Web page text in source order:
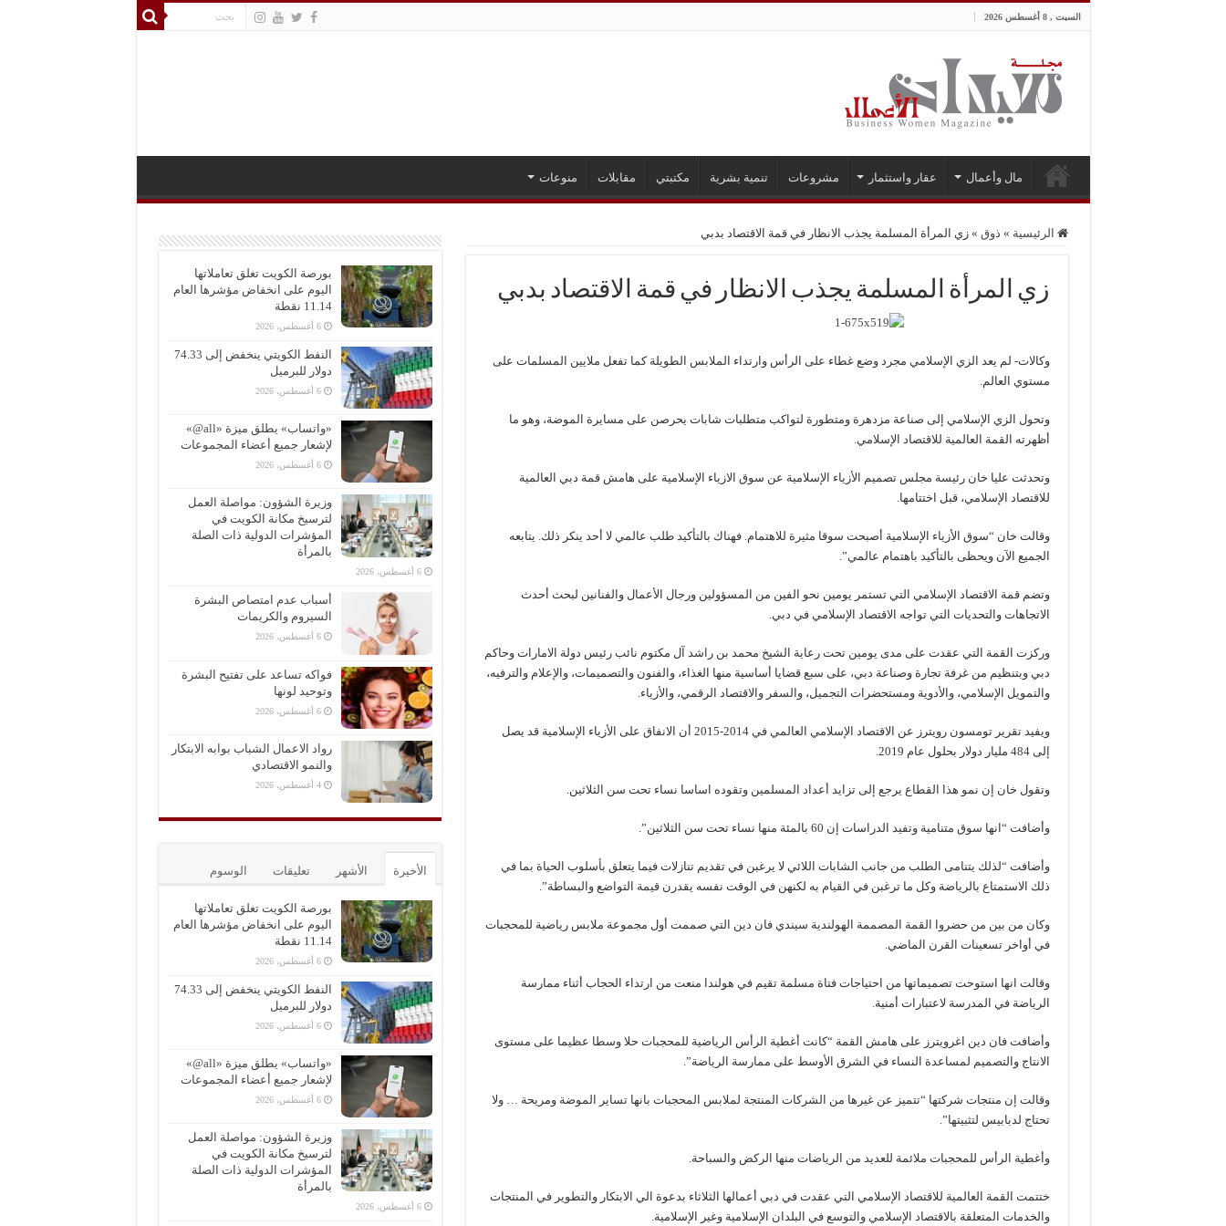
السبت , 8 أغسطس 2026
مال وأعمال عقار واستثمار مشروعات تنمية بشرية مكتبتي مقابلات منوعات
الرئيسية » ذوق » زي المرأة المسلمة يجذب الانظار في قمة الاقتصاد بدبي
زي المرأة المسلمة يجذب الانظار في قمة الاقتصاد بدبي
وكالات- لم يعد الزي الإسلامي مجرد وضع غطاء على الرأس وارتداء الملابس الطويلة كما تفعل ملايين المسلمات على
مستوي العالم.
وتحول الزي الإسلامي إلى صناعة مزدهرة ومتطورة لتواكب متطلبات شابات يحرصن على مسايرة الموضة، وهو ما
أظهرته القمة العالمية للاقتصاد الإسلامي.
وتحدثت عليا خان رئيسة مجلس تصميم الأزياء الإسلامية عن سوق الازياء الإسلامية على هامش قمة دبي العالمية
للاقتصاد الإسلامي، قبل اختتامها.
وقالت خان “سوق الأزياء الإسلامية أصبحت سوقا مثيرة للاهتمام. فهناك بالتأكيد طلب عالمي لا أحد ينكر ذلك. يتابعه
الجميع الآن ويحظى بالتأكيد باهتمام عالمي”.
وتضم قمة الاقتصاد الإسلامي التي تستمر يومين نحو الفين من المسؤولين ورجال الأعمال والفنانين لبحث أحدث
الاتجاهات والتحديات التي تواجه الاقتصاد الإسلامي في دبي.
وركزت القمة التي عقدت على مدى يومين تحت رعاية الشيخ محمد بن راشد آل مكتوم نائب رئيس دولة الامارات وحاكم
دبي وبتنظيم من غرفة تجارة وصناعة دبي، على سبع قضايا أساسية منها الغذاء، والفنون والتصميمات، والإعلام والترفيه،
والتمويل الإسلامي، والأدوية ومستحضرات التجميل، والسفر والاقتصاد الرقمي، والأزياء.
ويفيد تقرير تومسون رويترز عن الاقتصاد الإسلامي العالمي في 2014-2015 أن الانفاق على الأزياء الإسلامية قد يصل
إلى 484 مليار دولار بحلول عام 2019.
وتقول خان إن نمو هذا القطاع يرجع إلى تزايد أعداد المسلمين وتقوده اساسا نساء تحت سن الثلاثين.
وأضافت “انها سوق متنامية وتفيد الدراسات إن 60 بالمئة منها نساء تحت سن الثلاثين”.
وأضافت “لذلك يتنامى الطلب من جانب الشابات اللائي لا يرغبن في تقديم تنازلات فيما يتعلق بأسلوب الحياة بما في
ذلك الاستمتاع بالرياضة وكل ما ترغبن في القيام به لكنهن في الوقت نفسه يقدرن قيمة التواضع والبساطة”.
وكان من بين من حضروا القمة المصممة الهولندية سيندي فان دين التي صممت أول مجموعة ملابس رياضية للمحجبات
في أواخر تسعينات القرن الماضي.
وقالت انها استوحت تصميماتها من احتياجات فتاة مسلمة تقيم في هولندا منعت من ارتداء الحجاب أثناء ممارسة
الرياضة في المدرسة لاعتبارات أمنية.
وأضافت فان دين اغرويترز على هامش القمة “كانت أغطية الرأس الرياضية للمحجبات حلا وسطا عظيما على مستوى
الانتاج والتصميم لمساعدة النساء في الشرق الأوسط على ممارسة الرياضة”.
وقالت إن منتجات شركتها “تتميز عن غيرها من الشركات المنتجة لملابس المحجبات بانها تساير الموضة ومريحة … ولا
تحتاج لدبابيس لتثبيتها”.
وأغطية الرأس للمحجبات ملائمة للعديد من الرياضات منها الركض والسباحة.
ختتمت القمة العالمية للاقتصاد الإسلامي التي عقدت في دبي أعمالها الثلاثاء بدعوة الي الابتكار والتطوير في المنتجات
والخدمات المتعلقة بالاقتصاد الإسلامي والتوسع في البلدان الإسلامية وغير الإسلامية.
بورصة الكويت تغلق تعاملاتها
اليوم على انخفاض مؤشرها العام
11.14 نقطة
6 أغسطس، 2026
النفط الكويتي ينخفض إلى 74.33
دولار للبرميل
6 أغسطس، 2026
«واتساب» يطلق ميزة «all@»
لإشعار جميع أعضاء المجموعات
6 أغسطس، 2026
وزيرة الشؤون: مواصلة العمل
لترسيخ مكانة الكويت في
المؤشرات الدولية ذات الصلة
بالمرأة
6 أغسطس، 2026
أسباب عدم امتصاص البشرة
السيروم والكريمات
6 أغسطس، 2026
فواكه تساعد على تفتيح البشرة
وتوحيد لونها
6 أغسطس، 2026
رواد الاعمال الشباب بوابه الابتكار
والنمو الاقتصادي
4 أغسطس، 2026
الأخيرة الأشهر تعليقات الوسوم
بورصة الكويت تغلق تعاملاتها
اليوم على انخفاض مؤشرها العام
11.14 نقطة
6 أغسطس، 2026
النفط الكويتي ينخفض إلى 74.33
دولار للبرميل
6 أغسطس، 2026
«واتساب» يطلق ميزة «all@»
لإشعار جميع أعضاء المجموعات
6 أغسطس، 2026
وزيرة الشؤون: مواصلة العمل
لترسيخ مكانة الكويت في
المؤشرات الدولية ذات الصلة
بالمرأة
6 أغسطس، 2026